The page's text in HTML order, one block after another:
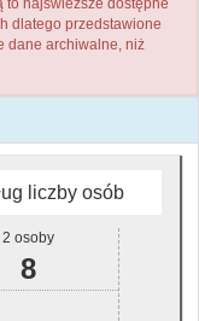
to najświeższe dostępne
dlatego przedstawione
dane archiwalne, niż
liczby osób
2 osoby
8